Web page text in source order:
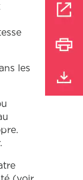
les